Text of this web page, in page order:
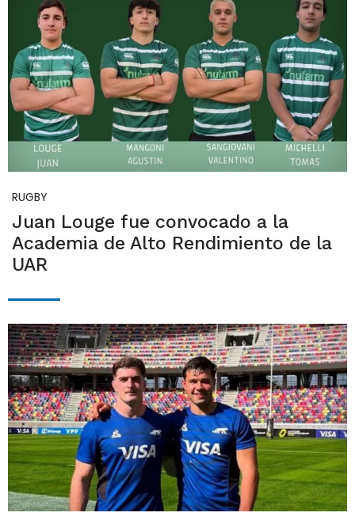
RUGBY
Juan Louge fue convocado a la
Academia de Alto Rendimiento de la
UAR